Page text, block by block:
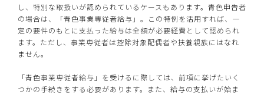
し、特別な取扱いが認められているケースもあります。青色申告者
の場合は、「青色事業専従者給与」。この特例を活用すれば、一
定の要件のもとに支払った給与は全額が必要経費として認められ
ます。ただし、事業専従者は控除対象配偶者や扶養親族にはなれ
ません。
「青色事業専従者給与」を受けるに際しては、前項に挙げたいく
つかの手続きをする必要があります。また、給与の支払いが始ま